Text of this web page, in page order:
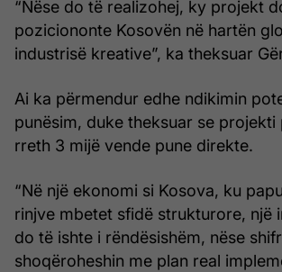
“Nëse do të realizohej, ky projekt
poziciononte Kosovën në hartën
industrisë kreative”, ka theksuar
Ai ka përmendur edhe ndikimin
punësim, duke theksuar se projekti
rreth 3 mijë vende pune direkte.
“Në një ekonomi si Kosova, ku
rinjve mbetet sfidë strukturore, një
do të ishte i rëndësishëm, nëse
shoqëroheshin me plan real